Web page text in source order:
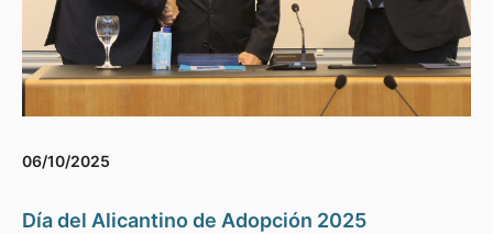
06/10/2025
Día del Alicantino de Adopción 2025